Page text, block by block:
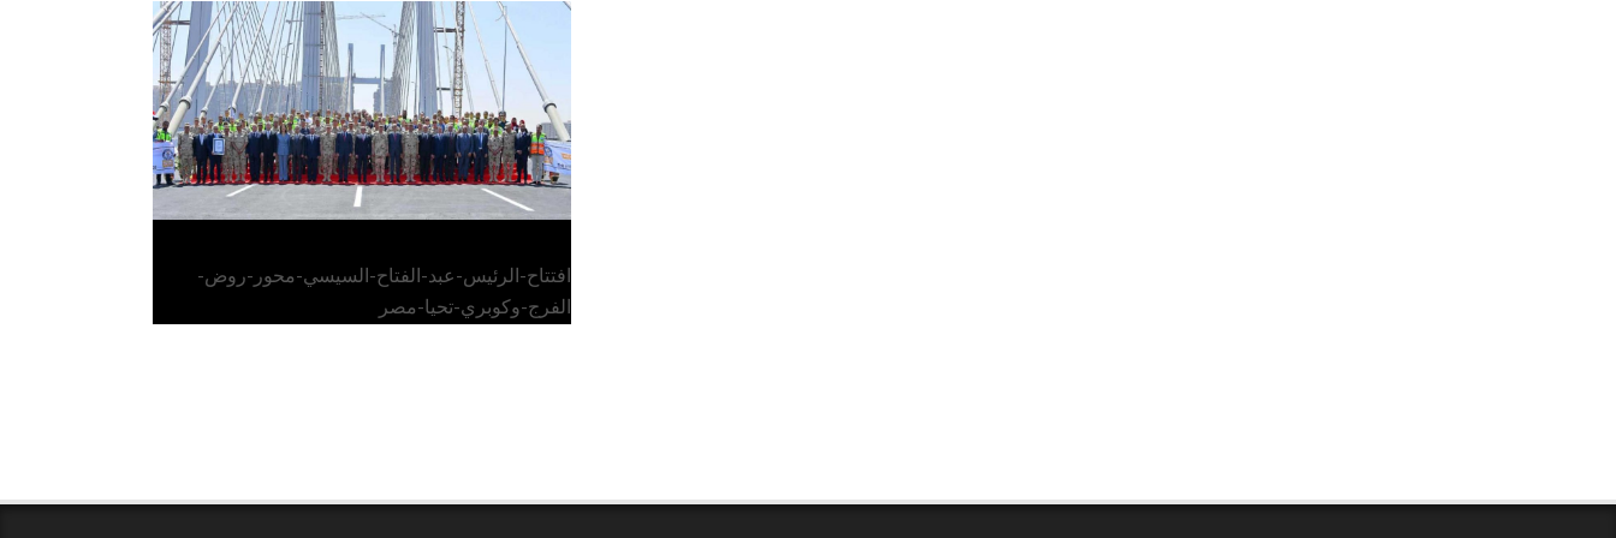
الرئيس عبد الفتاح السيسي يفتتح محور روض
الفرج وكوبري تحيا مصر
افتتاح-الرئيس-عبد-الفتاح-السيسي-محور-روض-
الفرج-وكوبري-تحيا-مصر